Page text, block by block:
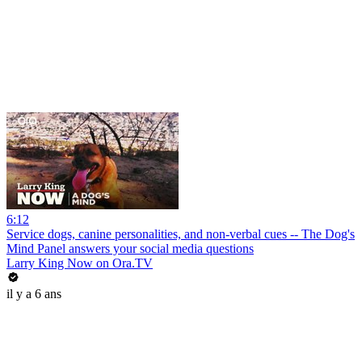
6:12
Service dogs, canine personalities, and non-verbal cues -- The Dog's
Mind Panel answers your social media questions
Larry King Now on Ora.TV
il y a 6 ans